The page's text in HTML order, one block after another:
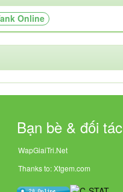
Online
Bạn bè & đối tác
WapGiaiTri.Net
Thanks to: Xtgem.com